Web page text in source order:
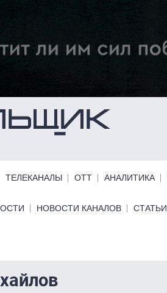
ТЕЛЕКАНАЛЫ ОТТ АНАЛИТИКА
НОВОСТИ КАНАЛОВ СТАТЬИ